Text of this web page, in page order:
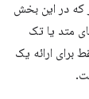
که در این بخش
متد یا تک
ارائه یک